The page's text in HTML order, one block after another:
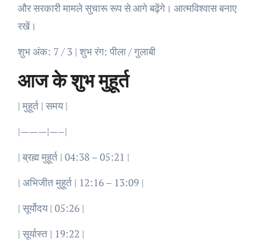
और सरकारी मामले सुचारू रूप से आगे बढ़ेंगे। आत्मविश्वास बनाए
रखें।
शुभ अंक: 7 / 3 | शुभ रंग: पीला / गुलाबी
आज के शुभ मुहूर्त
| मुहूर्त | समय |
|———|—–|
| ब्रह्म मुहूर्त | 04:38 – 05:21 |
| अभिजीत मुहूर्त | 12:16 – 13:09 |
| सूर्योदय | 05:26 |
| सूर्यास्त | 19:22 |